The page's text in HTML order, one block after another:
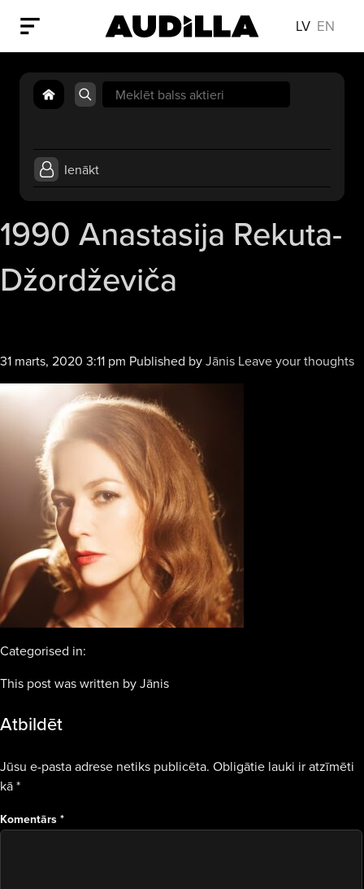
LV EN
Search
for:
Ienākt
1990 Anastasija Rekuta-
Džordževiča
31 marts, 2020 3:11 pm Published byJānis Leave your thoughts
Categorised in:
This post was written by Jānis
Atbildēt
Jūsu e-pasta adrese netiks publicēta. Obligātie lauki ir atzīmēti
kā*
Komentārs*